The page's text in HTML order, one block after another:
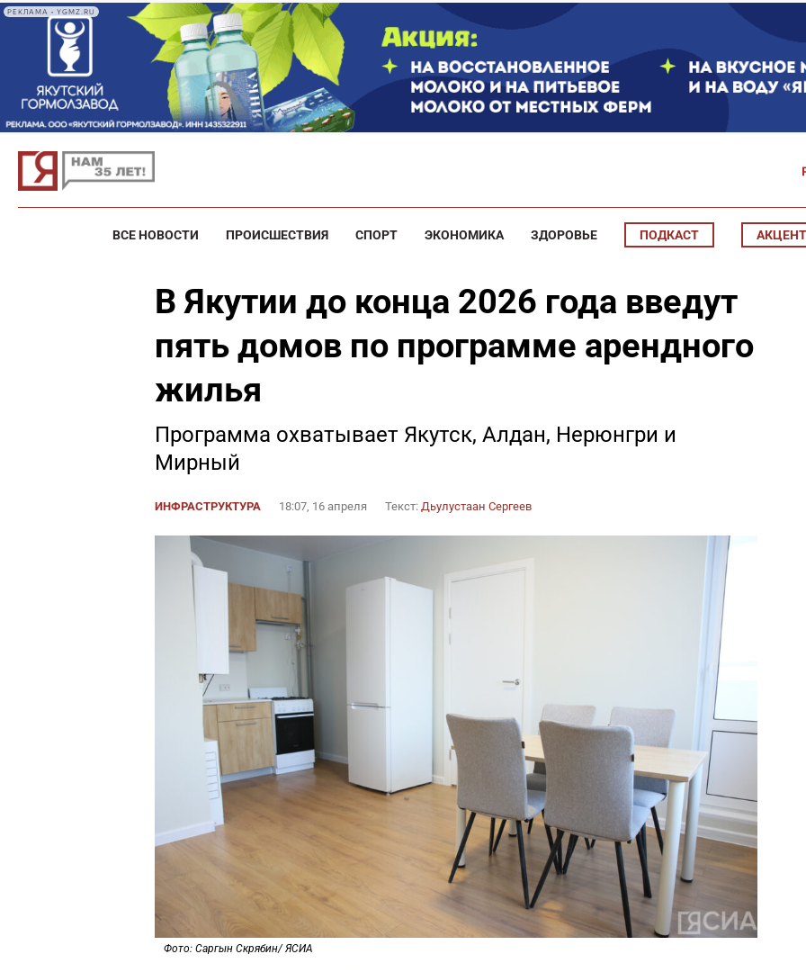
РЕКЛАМА • YGMZ.RU
ВСЕ НОВОСТИ ПРОИСШЕСТВИЯ СПОРТ ЭКОНОМИКА ЗДОРОВЬЕ ПОДКАСТ АКЦЕНТ
В Якутии до конца 2026 года введут
пять домов по программе арендного
жилья
Программа охватывает Якутск, Алдан, Нерюнгри и
Мирный
ИНФРАСТРУКТУРА 18:07, 16 апреля Текст: Дьулустаан Сергеев
Фото: Саргын Скрябин/ ЯСИА